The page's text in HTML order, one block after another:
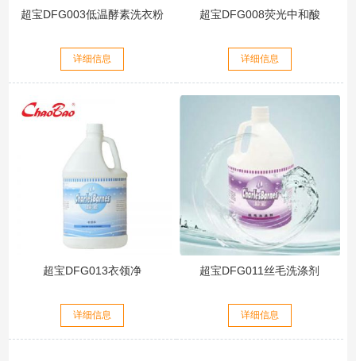
超宝DFG003低温酵素洗衣粉
详细信息
超宝DFG008荧光中和酸
详细信息
超宝DFG013衣领净
详细信息
超宝DFG011丝毛洗涤剂
详细信息